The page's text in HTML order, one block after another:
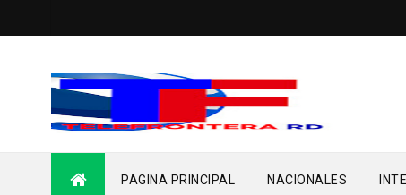
PAGINA PRINCIPAL NACIONALES